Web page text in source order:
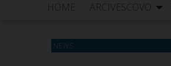
HOME ARCIVESCOVO
NEWS